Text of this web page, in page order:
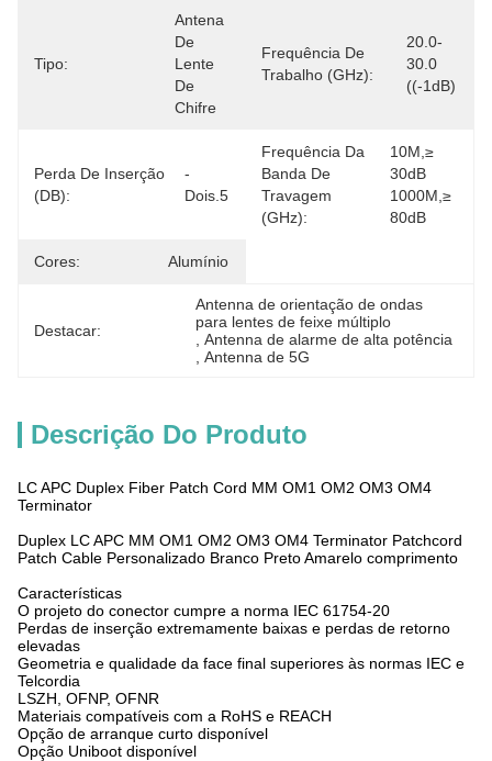
Tipo:
Antena
De
Lente
De
Chifre
Frequência De
Trabalho (GHz):
20.0-
30.0
((-1dB)
Perda De Inserção
(dB):
-
Dois.5
Frequência Da
Banda De
Travagem
(GHz):
10M,≥
30dB
1000M,≥
80dB
Cores: Alumínio
Destacar:
Antenna de orientação de ondas
para lentes de feixe múltiplo
, Antenna de alarme de alta potência
, Antenna de 5G
Descrição Do Produto
LC APC Duplex Fiber Patch Cord MM OM1 OM2 OM3 OM4
Terminator
Duplex LC APC MM OM1 OM2 OM3 OM4 Terminator Patchcord
Patch Cable Personalizado Branco Preto Amarelo comprimento
Características
O projeto do conector cumpre a norma IEC 61754-20
Perdas de inserção extremamente baixas e perdas de retorno
elevadas
Geometria e qualidade da face final superiores às normas IEC e
Telcordia
LSZH, OFNP, OFNR
Materiais compatíveis com a RoHS e REACH
Opção de arranque curto disponível
Opção Uniboot disponível